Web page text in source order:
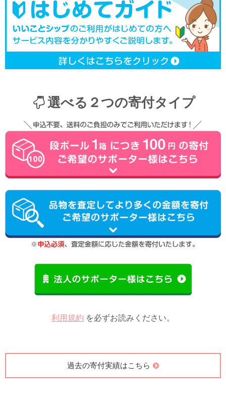
選べる２つの寄付タイプ
利用規約 を必ずお読みください。
過去の寄付実績はこちら